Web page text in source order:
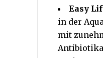
Easy
in der
mit